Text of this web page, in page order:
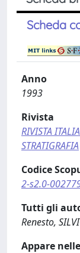
Scheda
Anno
1993
Rivista
RIVISTA
STRATIGRAFIA
Codice
2-s2.0-
Tutti gli
Renesto,
Appare